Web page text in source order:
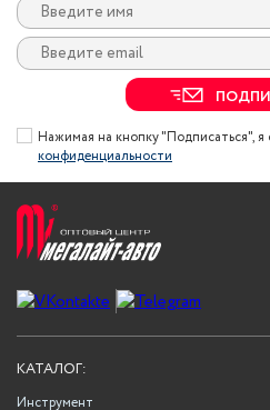
Нажимая на кнопку "Подписаться", я
конфиденциальности
КАТАЛОГ:
Инструмент